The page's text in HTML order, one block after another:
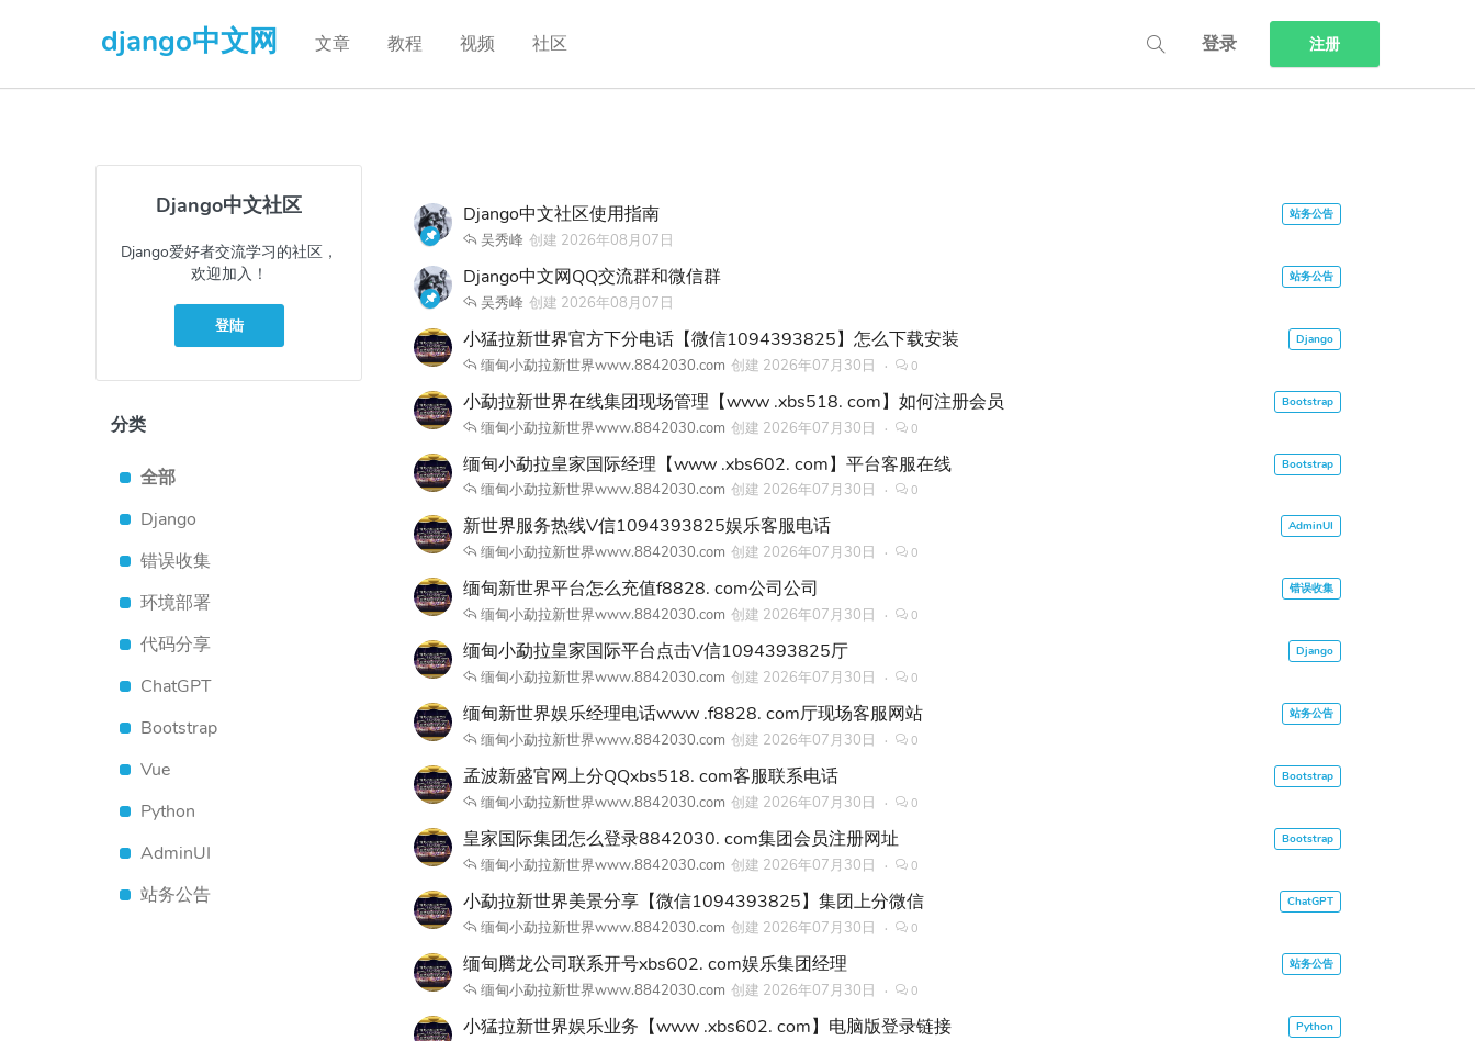
django中文网 登录 注册
文章 教程 视频 社区
Django中文社区
Django爱好者交流学习的社区，
欢迎加入！
登陆
分类
全部
Django
错误收集
环境部署
代码分享
ChatGPT
Bootstrap
Vue
Python
AdminUI
站务公告
Django中文社区使用指南
吴秀峰 创建 2026年08月07日
Django中文网QQ交流群和微信群
吴秀峰 创建 2026年08月07日
小猛拉新世界官方下分电话【微信1094393825】怎么下载安装
缅甸小勐拉新世界www.8842030.com 创建 2026年07月30日 0
小勐拉新世界在线集团现场管理【www .xbs518. com】如何注册会员
缅甸小勐拉新世界www.8842030.com 创建 2026年07月30日 0
缅甸小勐拉皇家国际经理【www .xbs602. com】平台客服在线
缅甸小勐拉新世界www.8842030.com 创建 2026年07月30日 0
新世界服务热线V信1094393825娱乐客服电话
缅甸小勐拉新世界www.8842030.com 创建 2026年07月30日 0
缅甸新世界平台怎么充值f8828. com公司公司
缅甸小勐拉新世界www.8842030.com 创建 2026年07月30日 0
缅甸小勐拉皇家国际平台点击V信1094393825厅
缅甸小勐拉新世界www.8842030.com 创建 2026年07月30日 0
缅甸新世界娱乐经理电话www .f8828. com厅现场客服网站
缅甸小勐拉新世界www.8842030.com 创建 2026年07月30日 0
孟波新盛官网上分QQxbs518. com客服联系电话
缅甸小勐拉新世界www.8842030.com 创建 2026年07月30日 0
皇家国际集团怎么登录8842030. com集团会员注册网址
缅甸小勐拉新世界www.8842030.com 创建 2026年07月30日 0
小勐拉新世界美景分享【微信1094393825】集团上分微信
缅甸小勐拉新世界www.8842030.com 创建 2026年07月30日 0
缅甸腾龙公司联系开号xbs602. com娱乐集团经理
缅甸小勐拉新世界www.8842030.com 创建 2026年07月30日 0
小猛拉新世界娱乐业务【www .xbs602. com】电脑版登录链接